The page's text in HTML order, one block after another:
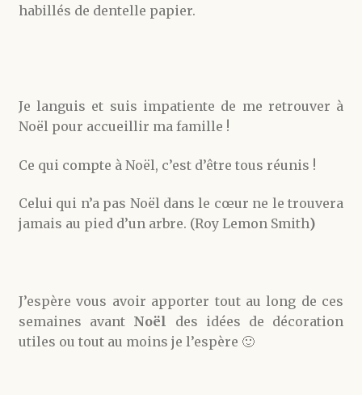
habillés de dentelle papier.
Je languis et suis impatiente de me retrouver à
Noël pour accueillir ma famille !
Ce qui compte à Noël, c’est d’être tous réunis !
Celui qui n’a pas Noël dans le cœur ne le trouvera
jamais au pied d’un arbre. (Roy Lemon Smith)
J’espère vous avoir apporter tout au long de ces
semaines avant Noël des idées de décoration
utiles ou tout au moins je l’espère 🙂